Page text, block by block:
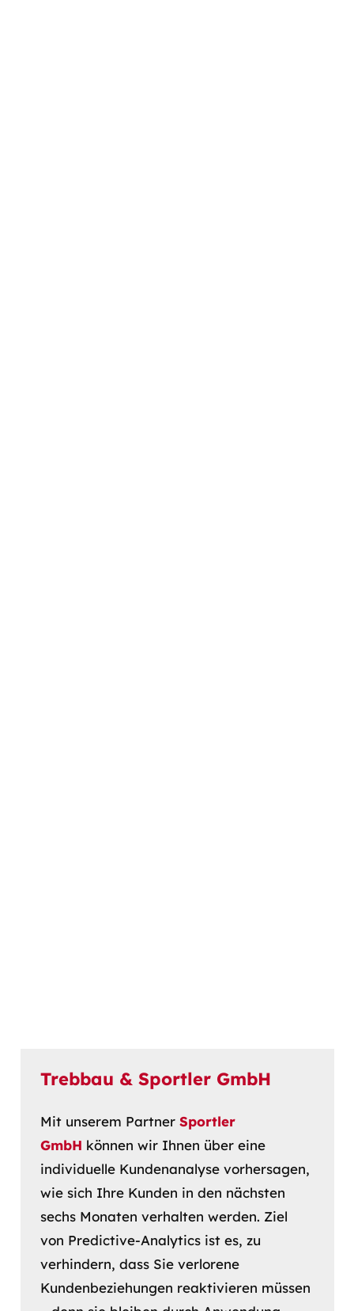
Trebbau & Sportler GmbH
Mit unserem Partner Sportler
GmbH können wir Ihnen über eine
individuelle Kundenanalyse vorhersagen,
wie sich Ihre Kunden in den nächsten
sechs Monaten verhalten werden. Ziel
von Predictive-Analytics ist es, zu
verhindern, dass Sie verlorene
Kundenbeziehungen reaktivieren müssen